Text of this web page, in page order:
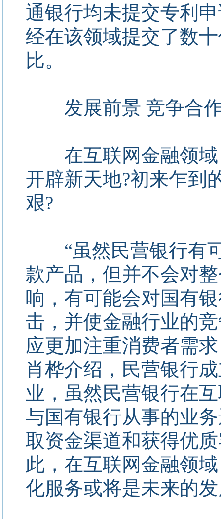
通银行均未提交专利
经在该领域提交了数
比。
发展前景 竞争合作
在互联网金融领域
开辟新天地?初来乍到
艰?
“虽然民营银行有可
款产品，但并不会对
响，有可能会对国有
击，并使金融行业的
应更加注重消费者需
肖桦介绍，民营银行
业，虽然民营银行在
与国有银行从事的业
取资金渠道和获得优
此，在互联网金融领
化服务或将是未来的